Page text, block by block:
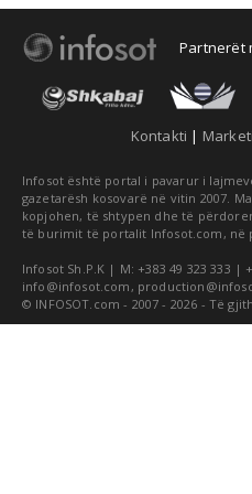
Partnerët
Kontakti |
Infosot është portal i pavarur i
gazetarësh kosovarë në vitin 2007.
kopjohen, të shtypen dhe të
të burimit të portalit Infosot.com,
Infosot Sh.P.K | M: +383 49 323 333 |
info@infosot.com ,
© INFOSOT.com - 2007 - 2026 - Të